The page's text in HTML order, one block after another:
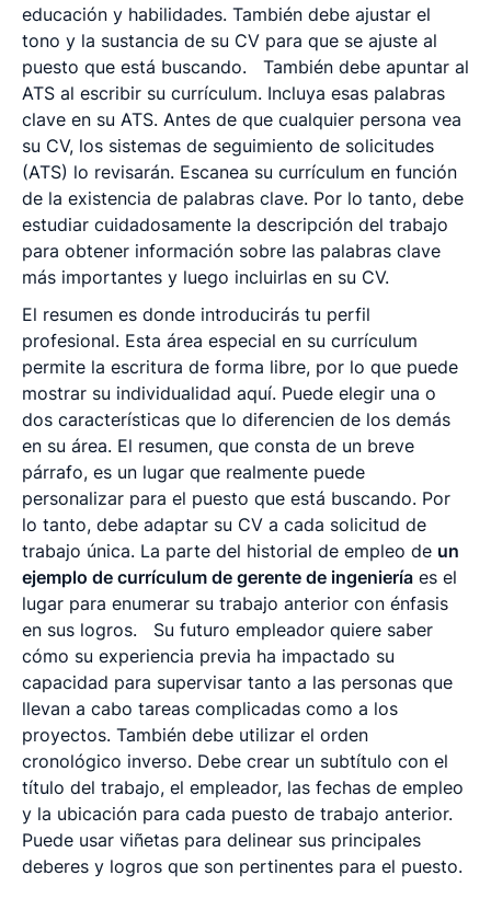
educación y habilidades. También debe ajustar el
tono y la sustancia de su CV para que se ajuste al
puesto que está buscando.
También debe apuntar al
ATS al escribir su currículum. Incluya esas palabras
clave en su ATS. Antes de que cualquier persona vea
su CV, los sistemas de seguimiento de solicitudes
(ATS) lo revisarán. Escanea su currículum en función
de la existencia de palabras clave. Por lo tanto, debe
estudiar cuidadosamente la descripción del trabajo
para obtener información sobre las palabras clave
más importantes y luego incluirlas en su CV.
El resumen es donde introducirás tu perfil
profesional. Esta área especial en su currículum
permite la escritura de forma libre, por lo que puede
mostrar su individualidad aquí. Puede elegir una o
dos características que lo diferencien de los demás
en su área. El resumen, que consta de un breve
párrafo, es un lugar que realmente puede
personalizar para el puesto que está buscando. Por
lo tanto, debe adaptar su CV a cada solicitud de
trabajo única. La parte del historial de empleo de un
ejemplo de currículum de gerente de ingeniería es el
lugar para enumerar su trabajo anterior con énfasis
en sus logros.
Su futuro empleador quiere saber
cómo su experiencia previa ha impactado su
capacidad para supervisar tanto a las personas que
llevan a cabo tareas complicadas como a los
proyectos. También debe utilizar el orden
cronológico inverso. Debe crear un subtítulo con el
título del trabajo, el empleador, las fechas de empleo
y la ubicación para cada puesto de trabajo anterior.
Puede usar viñetas para delinear sus principales
deberes y logros que son pertinentes para el puesto.